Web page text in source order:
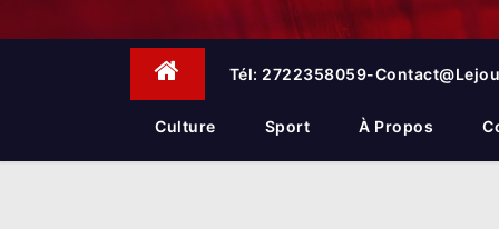
t
Tél: 2722358059-
Culture Sport À Propos